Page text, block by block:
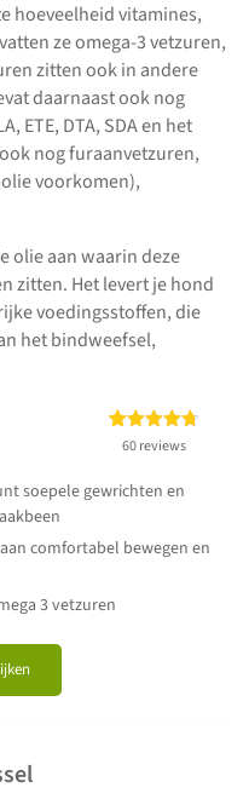
hoeveelheid vitamines,
ze omega-3 vetzuren,
zitten ook in andere
daarnaast ook nog
ETE, DTA, SDA en het
nog furaanvetzuren,
voorkomen),
olie aan waarin deze
zitten. Het levert je hond
voedingsstoffen, die
het bindweefsel,
Gewaardeerd
gebaseerd
6060 reviews
soepele gewrichten en
comfortabel bewegen en
3 vetzuren